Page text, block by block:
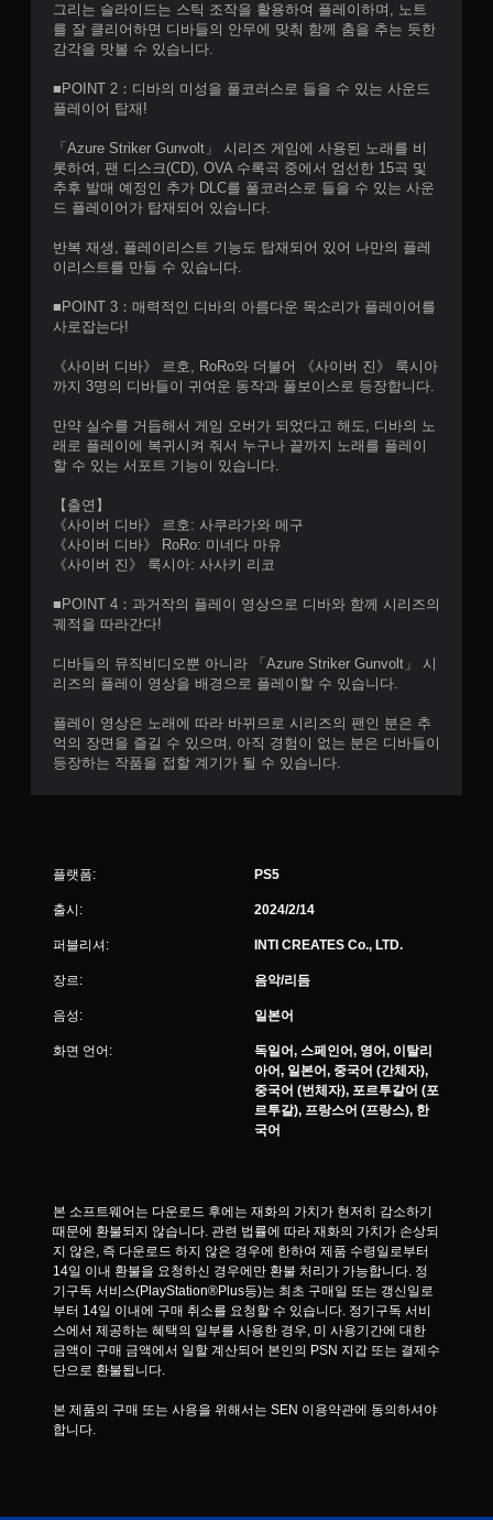
그리는 슬라이드는 스틱 조작을 활용하여 플레이하며, 노트
를 잘 클리어하면 디바들의 안무에 맞춰 함께 춤을 추는 듯한
감각을 맛볼 수 있습니다.
■POINT 2：디바의 미성을 풀코러스로 들을 수 있는 사운드
플레이어 탑재!
「Azure Striker Gunvolt」 시리즈 게임에 사용된 노래를 비
롯하여, 팬 디스크(CD), OVA 수록곡 중에서 엄선한 15곡 및
추후 발매 예정인 추가 DLC를 풀코러스로 들을 수 있는 사운
드 플레이어가 탑재되어 있습니다.
반복 재생, 플레이리스트 기능도 탑재되어 있어 나만의 플레
이리스트를 만들 수 있습니다.
■POINT 3：매력적인 디바의 아름다운 목소리가 플레이어를
사로잡는다!
《사이버 디바》 르호, RoRo와 더불어 《사이버 진》 룩시아
까지 3명의 디바들이 귀여운 동작과 풀보이스로 등장합니다.
만약 실수를 거듭해서 게임 오버가 되었다고 해도, 디바의 노
래로 플레이에 복귀시켜 줘서 누구나 끝까지 노래를 플레이
할 수 있는 서포트 기능이 있습니다.
【출연】
《사이버 디바》 르호: 사쿠라가와 메구
《사이버 디바》 RoRo: 미네다 마유
《사이버 진》 룩시아: 사사키 리코
■POINT 4：과거작의 플레이 영상으로 디바와 함께 시리즈의
궤적을 따라간다!
디바들의 뮤직비디오뿐 아니라 「Azure Striker Gunvolt」 시
리즈의 플레이 영상을 배경으로 플레이할 수 있습니다.
플레이 영상은 노래에 따라 바뀌므로 시리즈의 팬인 분은 추
억의 장면을 즐길 수 있으며, 아직 경험이 없는 분은 디바들이
등장하는 작품을 접할 계기가 될 수 있습니다.
플랫폼: PS5
출시: 2024/2/14
퍼블리셔: INTI CREATES Co., LTD.
장르: 음악/리듬
음성: 일본어
화면 언어:
독일어, 스페인어, 영어, 이탈리
아어, 일본어, 중국어 (간체자),
중국어 (번체자), 포르투갈어 (포
르투갈), 프랑스어 (프랑스), 한
국어
본 소프트웨어는 다운로드 후에는 재화의 가치가 현저히 감소하기
때문에 환불되지 않습니다. 관련 법률에 따라 재화의 가치가 손상되
지 않은, 즉 다운로드 하지 않은 경우에 한하여 제품 수령일로부터
14일 이내 환불을 요청하신 경우에만 환불 처리가 가능합니다. 정
기구독 서비스(PlayStation®Plus등)는 최초 구매일 또는 갱신일로
부터 14일 이내에 구매 취소를 요청할 수 있습니다. 정기구독 서비
스에서 제공하는 혜택의 일부를 사용한 경우, 미 사용기간에 대한
금액이 구매 금액에서 일할 계산되어 본인의 PSN 지갑 또는 결제수
단으로 환불됩니다.
본 제품의 구매 또는 사용을 위해서는 SEN 이용약관에 동의하셔야
합니다.